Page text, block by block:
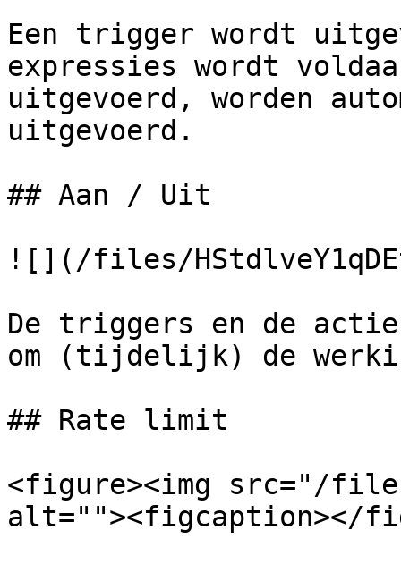
Een trigger wordt
expressies wordt
uitgevoerd, worden
uitgevoerd.
## Aan / Uit
![](/files/
De triggers en de
om (tijdelijk) de
## Rate limit
<figure><img src="/files/
alt=""><figcaption></